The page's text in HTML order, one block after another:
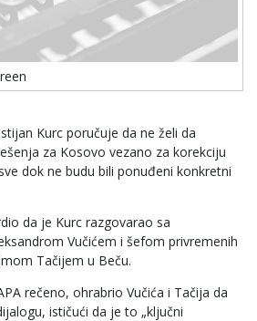
Kurc poručuje da ne želi da
za Kosovo vezano za korekciju
dok ne budu bili ponuđeni konkretni
da je Kurc razgovarao sa
Vučićem i šefom privremenih
Tačijem u Beču.
rečeno, ohrabrio Vučića i Tačija da
ističući da je to „ključni